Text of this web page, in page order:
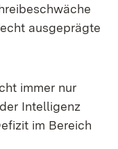
ausgeprägte
immer nur
Intelligenz
im Bereich